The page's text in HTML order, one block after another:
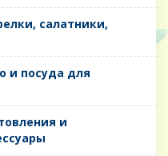
салатники,
и посуда для
и